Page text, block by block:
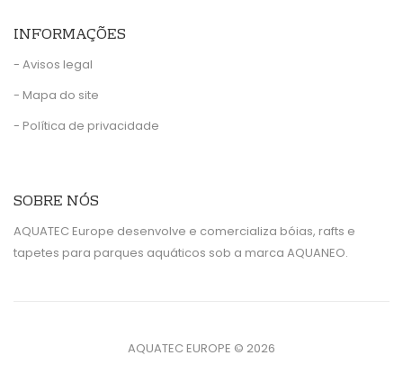
INFORMAÇÕES
- Avisos legal
- Mapa do site
- Política de privacidade
SOBRE NÓS
AQUATEC Europe desenvolve e comercializa bóias, rafts e
tapetes para parques aquáticos sob a marca AQUANEO.
AQUATEC EUROPE © 2026